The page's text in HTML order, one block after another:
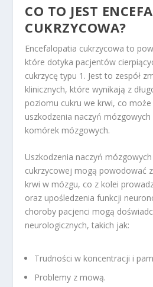
CO TO JEST
CUKRZYCOWA?
Encefalopatia cukrzycowa to
które dotyka pacjentów
cukrzycę typu 1. Jest to zespół
klinicznych, które wynikają z
poziomu cukru we krwi, co
uszkodzenia naczyń
komórek mózgowych.
Uszkodzenia naczyń
cukrzycowej mogą powodować
krwi w mózgu, co z kolei
oraz upośledzenia funkcji
choroby pacjenci mogą
neurologicznych, takich jak:
Trudności w koncentracji i
Problemy z mową.